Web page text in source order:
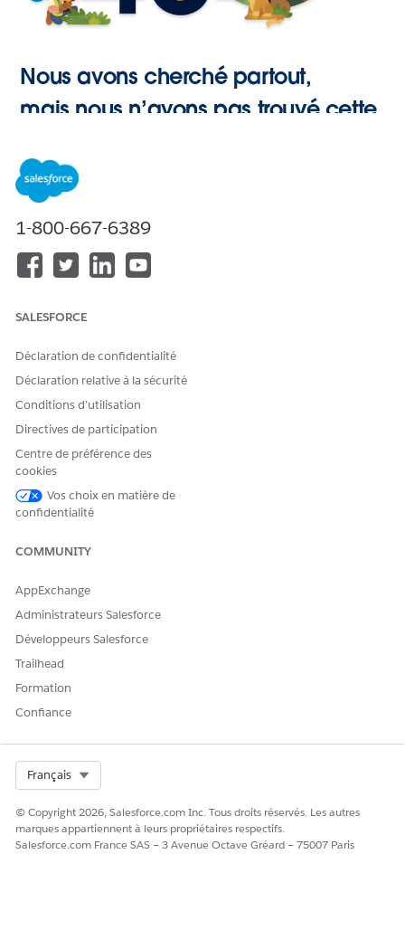
Nous avons cherché partout,
mais nous n’avons pas trouvé cette
1-800-667-6389
SALESFORCE
Déclaration de confidentialité
Déclaration relative à la sécurité
Conditions d’utilisation
Directives de participation
Centre de préférence des
cookies
Vos choix en matière de
confidentialité
COMMUNITY
AppExchange
Administrateurs Salesforce
Développeurs Salesforce
Trailhead
Formation
Confiance
Français
© Copyright 2026, Salesforce.com Inc. Tous droits réservés. Les autres
marques appartiennent à leurs propriétaires respectifs.
Salesforce.com France SAS – 3 Avenue Octave Gréard – 75007 Paris